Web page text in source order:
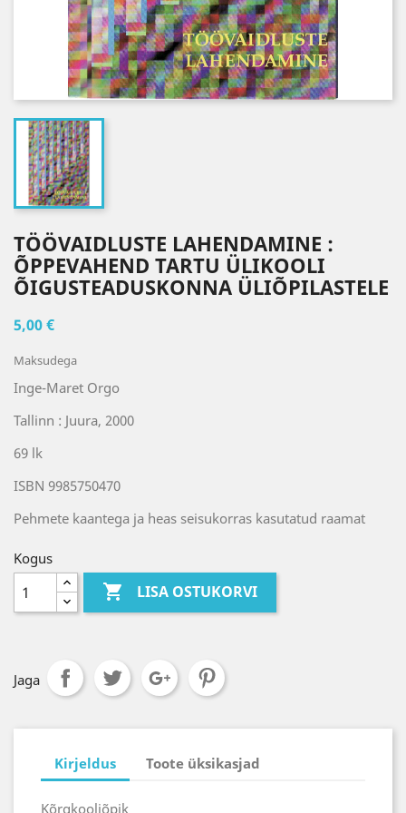
TÖÖVAIDLUSTE LAHENDAMINE :
ÕPPEVAHEND TARTU ÜLIKOOLI
ÕIGUSTEADUSKONNA ÜLIÕPILASTELE
5,00 €
Maksudega
Inge-Maret Orgo
Tallinn : Juura, 2000
69 lk
ISBN 9985750470
Pehmete kaantega ja heas seisukorras kasutatud raamat
Kogus
 LISA OSTUKORVI
Jaga
Kirjeldus Toote üksikasjad
Kõrgkooliõpik